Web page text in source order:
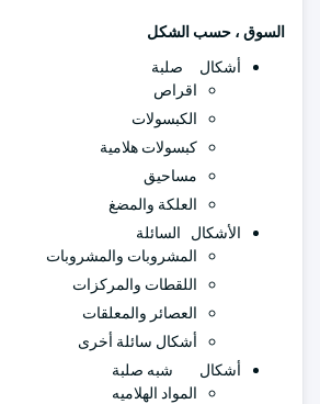
السوق ، حسب الشكل
أشكال صلبة
اقراص
الكبسولات
كبسولات هلامية
مساحيق
العلكة والمضغ
الأشكال السائلة
المشروبات والمشروبات
اللقطات والمركزات
العصائر والمعلقات
أشكال سائلة أخرى
أشكال شبه صلبة
المواد الهلاميه